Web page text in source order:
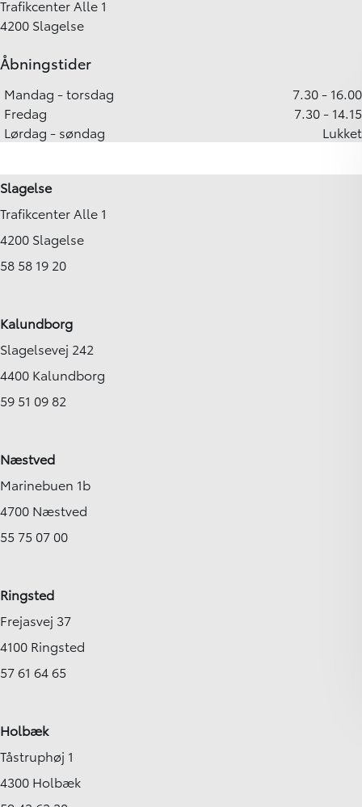
Trafikcenter Alle 1
4200 Slagelse
Åbningstider
Mandag - torsdag
7.30 - 16.00
Fredag
7.30 - 14.15
Lørdag - søndag
Lukket
Slagelse
Trafikcenter Alle 1
4200 Slagelse
58 58 19 20
Kalundborg
Slagelsevej 242
4400 Kalundborg
59 51 09 82
Næstved
Marinebuen 1b
4700 Næstved
55 75 07 00
Ringsted
Frejasvej 37
4100 Ringsted
57 61 64 65
Holbæk
Tåstruphøj 1
4300 Holbæk